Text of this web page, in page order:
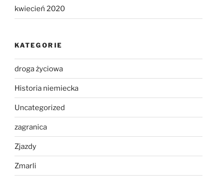
kwiecień 2020
KATEGORIE
droga życiowa
Historia niemiecka
Uncategorized
zagranica
Zjazdy
Zmarli